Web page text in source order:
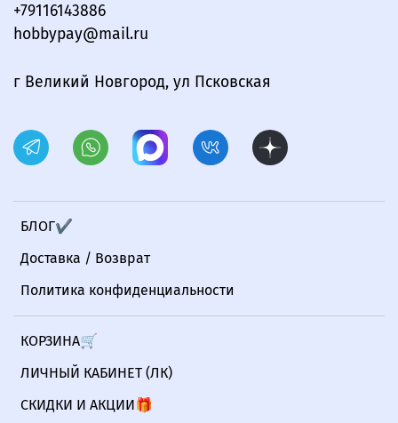
БЛОГ✔
Доставка / Возврат
Политика конфиденциальности
КОРЗИНА🛒
ЛИЧНЫЙ КАБИНЕТ (ЛК)
СКИДКИ И АКЦИИ🎁
+79116143886
hobbypay@mail.ru
г Великий Новгород, ул Псковская